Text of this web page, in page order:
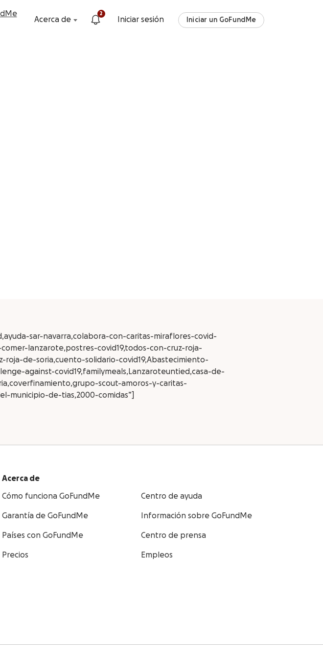
Acerca de
2
Iniciar sesión Iniciar un GoFundMe
sar-navarra,colabora-con-caritas-miraflores-covid-
lanzarote,postres-covid19,todos-con-cruz-roja-
de-soria,cuento-solidario-covid19,Abastecimiento-
against-covid19,familymeals,Lanzaroteuntied,casa-de-
scout-amoros-y-caritas-
municipio-de-tias,2000-comidas”]
Acerca de
Cómo funciona GoFundMe
Garantía de GoFundMe
Países con GoFundMe
Precios
Centro de ayuda
Información sobre GoFundMe
Centro de prensa
Empleos